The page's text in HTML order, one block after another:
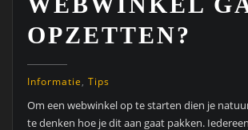
OPZETTEN?
Informatie, Tips
Om een webwinkel op te starten dien je
te denken hoe je dit aan gaat pakken.